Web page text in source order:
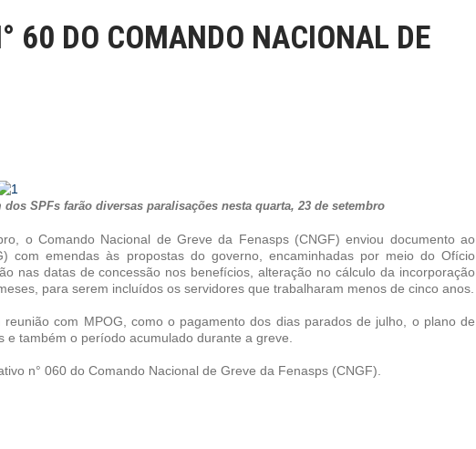
60 DO COMANDO NACIONAL DE
SPFs farão diversas paralisações nesta quarta, 23 de setembro
o Comando Nacional de Greve da Fenasps (CNGF) enviou documento ao
com emendas às propostas do governo, encaminhadas por meio do Ofício
nas datas de concessão nos benefícios, alteração no cálculo da incorporação
para serem incluídos os servidores que trabalharam menos de cinco anos.
com MPOG, como o pagamento dos dias parados de julho, o plano de
também o período acumulado durante a greve.
n° 060 do Comando Nacional de Greve da Fenasps (CNGF).